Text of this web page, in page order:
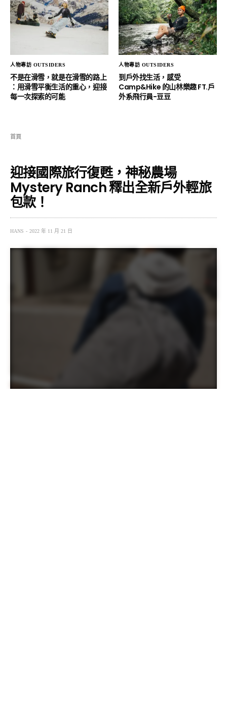
人物專訪 OUTSIDERS
不是在滑雪，就是在滑雪的路上
：用滑雪平衡生活的重心，迎接
每一次探索的可能
人物專訪 OUTSIDERS
到戶外找生活，感受
Camp&Hike 的山林樂趣 FT.戶
外系飛行員-豆豆
首頁
迎接國際旅行復甦，神秘農場
Mystery Ranch 釋出全新戶外輕旅
包款！
HANS 2022 年 11 月 21 日